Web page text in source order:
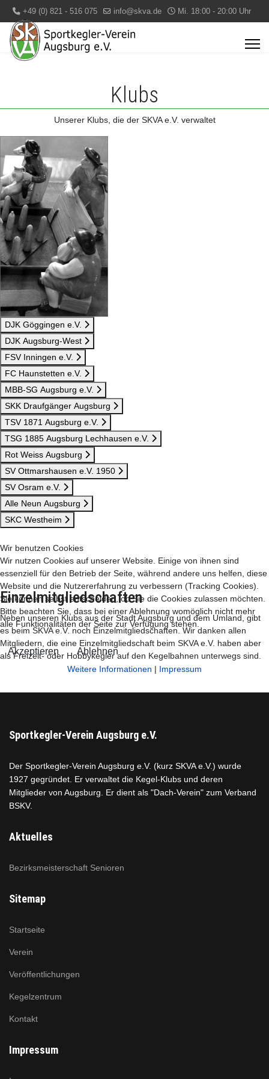
+49 (0) 821 - 516 075 info@skva.de Mi. 18:00 - 20:00 Uhr
Klubs
Unserer Klubs, die der SKVA e.V. verwaltet
DJK Göggingen e.V.
DJK Augsburg-West
FSV Inningen e.V.
FC Haunstetten e.V.
MBB-SG Augsburg e.V.
SKK Draufgänger Augsburg
TSV 1871 Augsburg e.V.
TSG 1885 Augsburg Lechhausen e.V.
Rot Weiss Augsburg
SV Ottmarshausen e.V. 1950
SV Osram e.V.
Alle Neun Augsburg
SKC Westheim
Einzelmitgliedschaften
Neben unseren Klubs aus der Stadt Augsburg und dem Umland, gibt
es beim SKVA e.V. noch Einzelmitgliedschaften. Wir danken allen
Mitgliedern, die eine Einzelmitgliedschaft beim SKVA e.V. haben aber
als Freizeit- oder Hobbykegler auf den Kegelbahnen unterwegs sind.
Sportkegler-Verein Augsburg e.V.
Der Sportkegler-Verein Augsburg e.V. (kurz SKVA e.V.) wurde
1927 gegründet. Er verwaltet die Kegel-Klubs und deren
Mitglieder von Augsburg. Er dient als "Dach-Verein" zum Verband
BSKV.
Aktuelles
Bezirksmeisterschaft Senioren
Sitemap
Startseite
Verein
Veröffentlichungen
Kegelzentrum
Kontakt
Impressum
Wir benutzen Cookies
Wir nutzen Cookies auf unserer Website. Einige von ihnen sind
essenziell für den Betrieb der Seite, während andere uns helfen, diese
Website und die Nutzererfahrung zu verbessern (Tracking Cookies).
Sie können selbst entscheiden, ob Sie die Cookies zulassen möchten.
Bitte beachten Sie, dass bei einer Ablehnung womöglich nicht mehr
alle Funktionalitäten der Seite zur Verfügung stehen.
Akzeptieren Ablehnen
Weitere Informationen | Impressum